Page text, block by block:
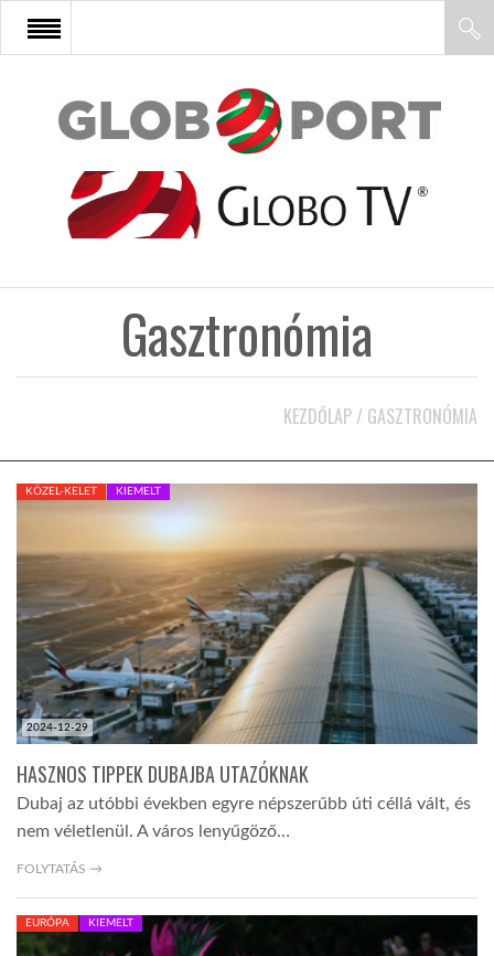
FŐOLDAL
AFRIKA
AUSZTRÁLIA
A VILÁG ITTHON
GLOBOTV BP
Gasztronómia
KEZDŐLAP / GASZTRONÓMIA
2024-12-29
KÖZEL-KELET KIEMELT
HASZNOS TIPPEK DUBAJBA UTAZÓKNAK
Dubaj az utóbbi években egyre népszerűbb úti céllá vált, és
nem véletlenül. A város lenyűgöző…
FOLYTATÁS →
EURÓPA KIEMELT